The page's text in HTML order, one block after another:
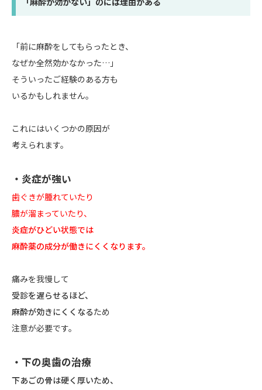
「前に麻酔をしてもらったとき、
なぜか全然効かなかった…」
そういったご経験のある方も
いるかもしれません。
これにはいくつかの原因が
考えられます。
・炎症が強い
歯ぐきが腫れていたり
膿が溜まっていたり、
炎症がひどい状態では
麻酔薬の成分が働きにくくなります。
痛みを我慢して
受診を遅らせるほど、
麻酔が効きにくくなるため
注意が必要です。
・下の奥歯の治療
下あごの骨は硬く厚いため、